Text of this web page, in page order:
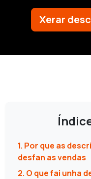
Xerar
1. Por que as
desfan as vendas
2. O que fai unha